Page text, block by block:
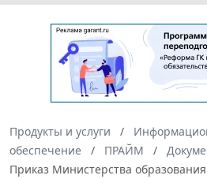
Продукты и услуги
обеспечение
ПРАЙМ
Приказ Министерства